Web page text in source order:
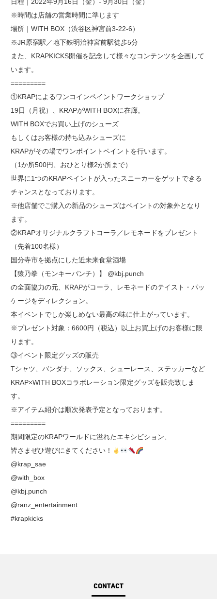
※時間は店舗の営業時間に準じます
場所｜WITH BOX（渋谷区神宮前3-22-6）
※JR原宿駅／地下鉄明治神宮前駅徒歩5分
また、KRAPKICKS開催を記念して様々なコンテンツを企画して
います。
=========
①KRAPによるワンコインペイントワークショップ
19日（月祝）、KRAPがWITH BOXに在廊。
WITH BOXでお買い上げのシューズ
もしくはお客様の持ち込みシューズに
KRAPがその場でワンポイントペイントを行います。
（1か所500円、おひとり様2か所まで）
世界に1つのKRAPペイントが入ったスニーカーをゲットできる
チャンスとなっております。
※他店舗でご購入の新品のシューズはペイントの対象外となり
ます。
②KRAPオリジナルクラフトコーラ／レモネードをプレゼント
（先着100名様）
国分寺市を拠点にした近未来食堂酒場
【猿乃拳（モンキーパンチ）】 @kbj.punch
の全面協力の元、KRAPがコーラ、レモネードのテイスト・パッ
ケージをディレクション。
本イベントでしか楽しめない最高の味に仕上がっています。
※プレゼント対象：6600円（税込）以上お買上げのお客様に限
ります。
③イベント限定グッズの販売
Tシャツ、バンダナ、ソックス、シューレース、ステッカーなど
KRAP×WITH BOXコラボレーション限定グッズを販売致しま
す。
※アイテム紹介は順次発表予定となっております。
=========
期間限定のKRAPワールドに溢れたエキシビション、
皆さまぜひ遊びにきてください！
@krap_sae
@with_box
@kbj.punch
@ranz_entertainment
#krapkicks
CONTACT